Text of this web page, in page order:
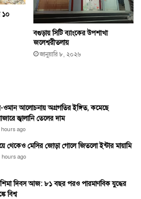
১০
বগুড়ায় সিটি ব্যাংকের উপশাখা
জলেশ্বরীতলায়
জানুয়ারি ৮, ২০২৬
ওমান আলোচনায় অগ্রগতির ইঙ্গিত, কমেছে
জ্বালানি তেলের দাম
hours ago
থেকেও মেসির জোড়া গোলে জিতলো ইন্টার মায়ামি
hours ago
দিবস আজ: ৮১ বছর পরও পারমাণবিক যুদ্ধের
বিশ্ব